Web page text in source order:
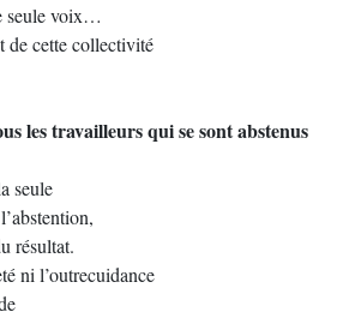
seule voix…
de cette collectivité
les travailleurs qui se sont abstenus
seule
résultat.
ni l’outrecuidance